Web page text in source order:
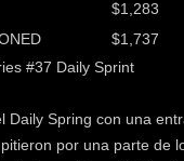
$1,283
$1,737
#37 Daily Sprint
Daily Spring con una
por una parte de